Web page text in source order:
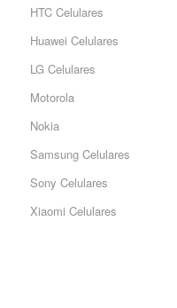
HTC Celulares
Huawei Celulares
LG Celulares
Motorola
Nokia
Samsung Celulares
Sony Celulares
Xiaomi Celulares